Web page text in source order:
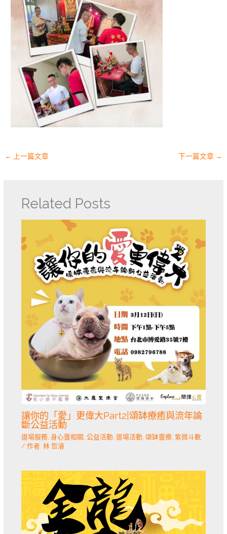
← 上一篇文章 下一篇文章 →
Related Posts
讓你的「愛」更偉大Part2|頌缽療癒與流年論
斷公益活動
道場服務, 身心靈相關 公益活動 道場活動 頌缽靈療, 紫微斗數
/ 作者: 林 哲濬